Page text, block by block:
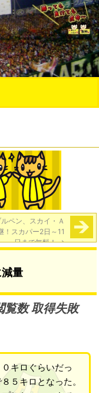
ペン、スカイ・Ａ
！スカパー2日～11
日まで無料！→
量
覧数 取得失敗
キロぐらいだっ
５キロとなった。